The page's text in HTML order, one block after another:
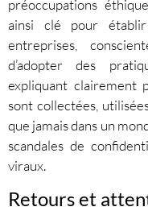
préoccupations
ainsi clé pour
entreprises,
d’adopter des
expliquant clairement
sont collectées,
que jamais dans un
scandales de
viraux.
Retours et